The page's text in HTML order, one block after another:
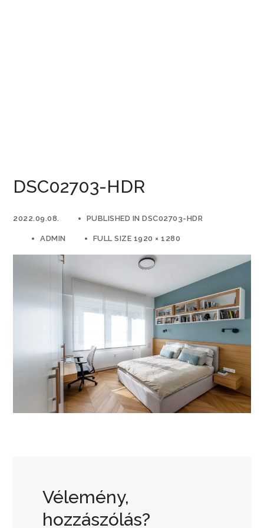
DSC02703-HDR
2022.09.08. PUBLISHED INDSC02703-HDR
ADMIN FULL SIZE 1920 × 1280
Vélemény,
hozzászólás?